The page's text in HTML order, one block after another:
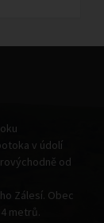
v údolí
od
Zálesí. Obec
metrů.